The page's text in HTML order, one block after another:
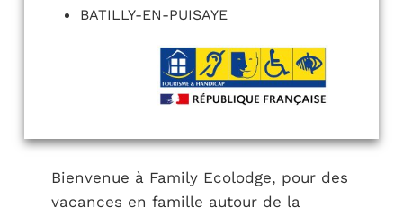
BATILLY-EN-PUISAYE
Bienvenue à Family Ecolodge, pour des
vacances en famille autour de la